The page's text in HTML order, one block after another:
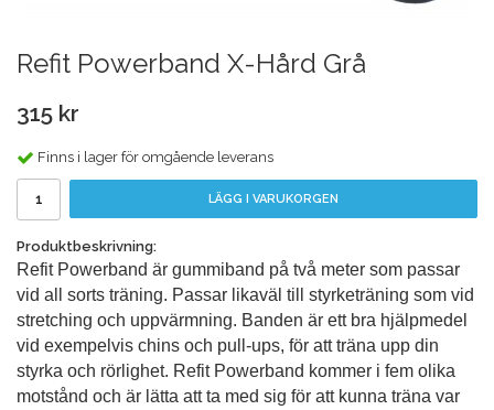
Refit Powerband X-Hård Grå
315 kr
Finns i lager för omgående leverans
LÄGG I VARUKORGEN
Produktbeskrivning:
Refit Powerband är gummiband på två meter som passar
vid all sorts träning. Passar likaväl till styrketräning som vid
stretching och uppvärmning. Banden är ett bra hjälpmedel
vid exempelvis chins och pull-ups, för att träna upp din
styrka och rörlighet. Refit Powerband kommer i fem olika
motstånd och är lätta att ta med sig för att kunna träna var